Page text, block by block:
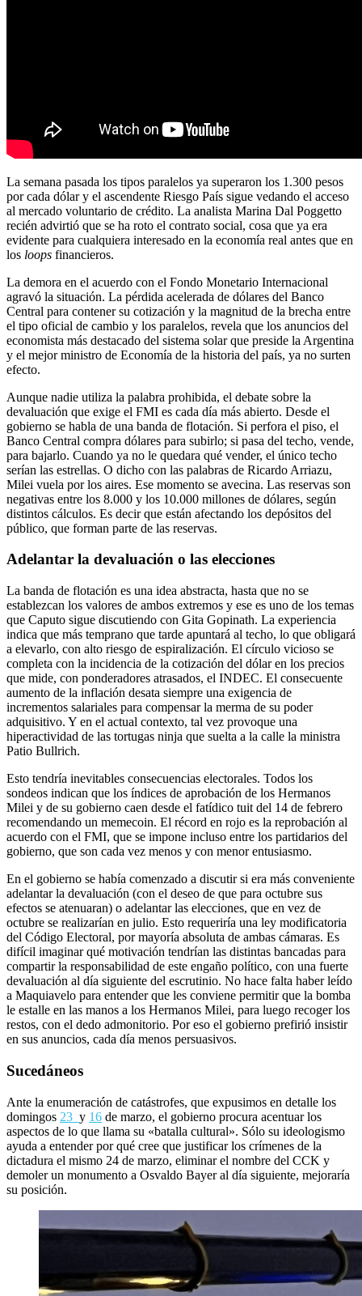
La semana pasada los tipos paralelos ya superaron los 1.300 pesos
por cada dólar y el ascendente Riesgo País sigue vedando el acceso
al mercado voluntario de crédito. La analista Marina Dal Poggetto
recién advirtió que se ha roto el contrato social, cosa que ya era
evidente para cualquiera interesado en la economía real antes que en
los loops financieros.
La demora en el acuerdo con el Fondo Monetario Internacional
agravó la situación. La pérdida acelerada de dólares del Banco
Central para contener su cotización y la magnitud de la brecha entre
el tipo oficial de cambio y los paralelos, revela que los anuncios del
economista más destacado del sistema solar que preside la Argentina
y el mejor ministro de Economía de la historia del país, ya no surten
efecto.
Aunque nadie utiliza la palabra prohibida, el debate sobre la
devaluación que exige el FMI es cada día más abierto. Desde el
gobierno se habla de una banda de flotación. Si perfora el piso, el
Banco Central compra dólares para subirlo; si pasa del techo, vende,
para bajarlo. Cuando ya no le quedara qué vender, el único techo
serían las estrellas. O dicho con las palabras de Ricardo Arriazu,
Milei vuela por los aires. Ese momento se avecina. Las reservas son
negativas entre los 8.000 y los 10.000 millones de dólares, según
distintos cálculos. Es decir que están afectando los depósitos del
público, que forman parte de las reservas.
Adelantar la devaluación o las elecciones
La banda de flotación es una idea abstracta, hasta que no se
establezcan los valores de ambos extremos y ese es uno de los temas
que Caputo sigue discutiendo con Gita Gopinath. La experiencia
indica que más temprano que tarde apuntará al techo, lo que obligará
a elevarlo, con alto riesgo de espiralización. El círculo vicioso se
completa con la incidencia de la cotización del dólar en los precios
que mide, con ponderadores atrasados, el INDEC. El consecuente
aumento de la inflación desata siempre una exigencia de
incrementos salariales para compensar la merma de su poder
adquisitivo. Y en el actual contexto, tal vez provoque una
hiperactividad de las tortugas ninja que suelta a la calle la ministra
Patio Bullrich.
Esto tendría inevitables consecuencias electorales. Todos los
sondeos indican que los índices de aprobación de los Hermanos
Milei y de su gobierno caen desde el fatídico tuit del 14 de febrero
recomendando un memecoin. El récord en rojo es la reprobación al
acuerdo con el FMI, que se impone incluso entre los partidarios del
gobierno, que son cada vez menos y con menor entusiasmo.
En el gobierno se había comenzado a discutir si era más conveniente
adelantar la devaluación (con el deseo de que para octubre sus
efectos se atenuaran) o adelantar las elecciones, que en vez de
octubre se realizarían en julio. Esto requeriría una ley modificatoria
del Código Electoral, por mayoría absoluta de ambas cámaras. Es
difícil imaginar qué motivación tendrían las distintas bancadas para
compartir la responsabilidad de este engaño político, con una fuerte
devaluación al día siguiente del escrutinio. No hace falta haber leído
a Maquiavelo para entender que les conviene permitir que la bomba
le estalle en las manos a los Hermanos Milei, para luego recoger los
restos, con el dedo admonitorio. Por eso el gobierno prefirió insistir
en sus anuncios, cada día menos persuasivos.
Sucedáneos
Ante la enumeración de catástrofes, que expusimos en detalle los
domingos 23 y 16 de marzo, el gobierno procura acentuar los
aspectos de lo que llama su «batalla cultural». Sólo su ideologismo
ayuda a entender por qué cree que justificar los crímenes de la
dictadura el mismo 24 de marzo, eliminar el nombre del CCK y
demoler un monumento a Osvaldo Bayer al día siguiente, mejoraría
su posición.